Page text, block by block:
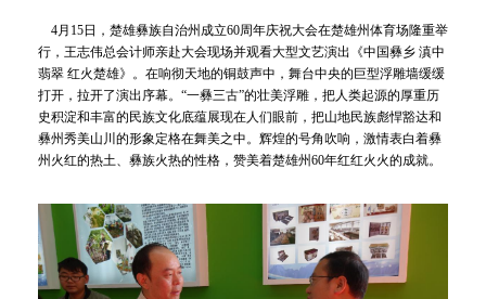
4月15日，楚雄彝族自治州成立60周年庆祝大会在楚雄州体育场隆重举
行，王志伟总会计师亲赴大会现场并观看大型文艺演出《中国彝乡 滇中
翡翠 红火楚雄》。在响彻天地的铜鼓声中，舞台中央的巨型浮雕墙缓缓
打开，拉开了演出序幕。“一彝三古”的壮美浮雕，把人类起源的厚重历
史积淀和丰富的民族文化底蕴展现在人们眼前，把山地民族彪悍豁达和
彝州秀美山川的形象定格在舞美之中。辉煌的号角吹响，激情表白着彝
州火红的热土、彝族火热的性格，赞美着楚雄州60年红红火火的成就。